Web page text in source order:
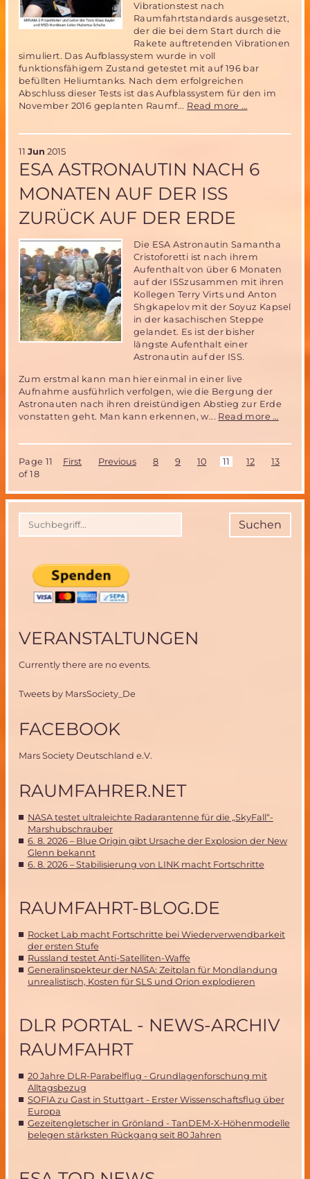
Vibrationstest nach
Raumfahrtstandards ausgesetzt,
der die bei dem Start durch die
Rakete auftretenden Vibrationen
simuliert. Das Aufblassystem wurde in voll
funktionsfähigem Zustand getestet mit auf 196 bar
befüllten Heliumtanks. Nach dem erfolgreichen
Abschluss dieser Tests ist das Aufblassystem für den im
November 2016 geplanten Raumf... Read more …
im
2
der
MSD
11 Jun 2015
ESA ASTRONAUTIN NACH 6
MONATEN AUF DER ISS
ZURÜCK AUF DER ERDE
Die ESA Astronautin Samantha
Cristoforetti ist nach ihrem
Aufenthalt von über 6 Monaten
auf der ISSzusammen mit ihren
Kollegen Terry Virts und Anton
Shgkapelov mit der Soyuz Kapsel
in der kasachischen Steppe
gelandet. Es ist der bisher
längste Aufenthalt einer
Astronautin auf der ISS.
Zum erstmal kann man hier einmal in einer live
Aufnahme ausführlich verfolgen, wie die Bergung der
Astronauten nach ihren dreistündigen Abstieg zur Erde
vonstatten geht. Man kann erkennen, w... Read more …
der
ISS
auf
der
Page 11
of 18
First Previous 8 9 10 11 12 13
Suchen
VERANSTALTUNGEN
Currently there are no events.
Tweets by MarsSociety_De
FACEBOOK
Mars Society Deutschland e.V.
RAUMFAHRER.NET
NASA testet ultraleichte Radarantenne für die „SkyFall“-
Marshubschrauber
6. 8. 2026 – Blue Origin gibt Ursache der Explosion der New
Glenn bekannt
6. 8. 2026 – Stabilisierung von LINK macht Fortschritte
RAUMFAHRT-BLOG.DE
Rocket Lab macht Fortschritte bei Wiederverwendbarkeit
der ersten Stufe
Russland testet Anti-Satelliten-Waffe
Generalinspekteur der NASA: Zeitplan für Mondlandung
unrealistisch, Kosten für SLS und Orion explodieren
DLR PORTAL - NEWS-ARCHIV
RAUMFAHRT
20 Jahre DLR-Parabelflug - Grundlagenforschung mit
Alltagsbezug
SOFIA zu Gast in Stuttgart - Erster Wissenschaftsflug über
Europa
Gezeitengletscher in Grönland - TanDEM-X-Höhenmodelle
belegen stärksten Rückgang seit 80 Jahren